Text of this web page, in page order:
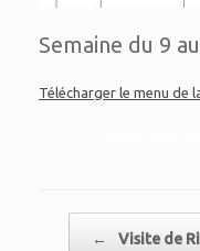
Semaine du 9
Télécharger le menu de
← Visite de